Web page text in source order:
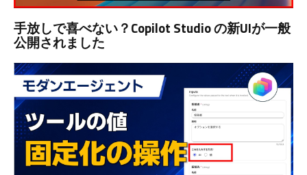
手放しで喜べない？Copilot Studio の新UIが一般
公開されました